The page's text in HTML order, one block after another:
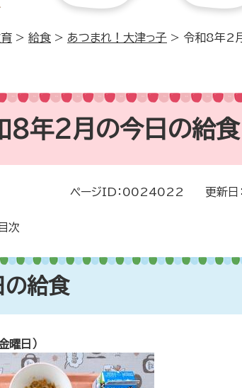
育 > 給食 > あつまれ！大津っ子 > 令和8年2
8年2月の今日の給食
ページID：0024022 更新
次
の給食
曜日）